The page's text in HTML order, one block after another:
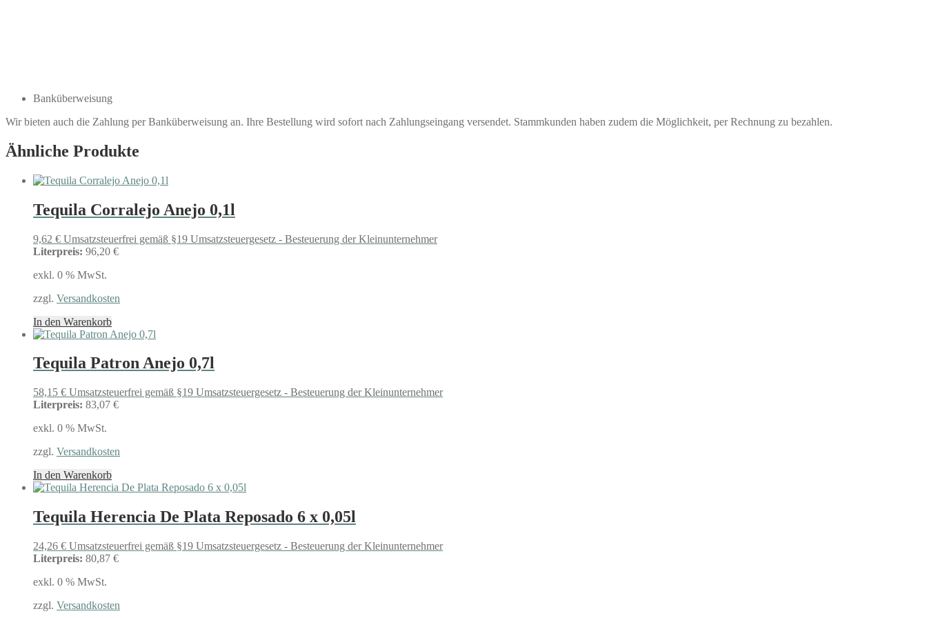
Banküberweisung
Wir bieten auch die Zahlung per Banküberweisung an. Ihre Bestellung wird sofort nach Zahlungseingang versendet. Stammkunden haben zudem die Möglichkeit, per Rechnung zu bezahlen.
Ähnliche Produkte
Tequila Corralejo Anejo 0,1l
9,62 € Umsatzsteuerfrei gemäß §19 Umsatzsteuergesetz - Besteuerung der Kleinunternehmer
Literpreis: 96,20 €
exkl. 0 % MwSt.
zzgl. Versandkosten
In den Warenkorb
Tequila Patron Anejo 0,7l
58,15 € Umsatzsteuerfrei gemäß §19 Umsatzsteuergesetz - Besteuerung der Kleinunternehmer
Literpreis: 83,07 €
exkl. 0 % MwSt.
zzgl. Versandkosten
In den Warenkorb
Tequila Herencia De Plata Reposado 6 x 0,05l
24,26 € Umsatzsteuerfrei gemäß §19 Umsatzsteuergesetz - Besteuerung der Kleinunternehmer
Literpreis: 80,87 €
exkl. 0 % MwSt.
zzgl. Versandkosten